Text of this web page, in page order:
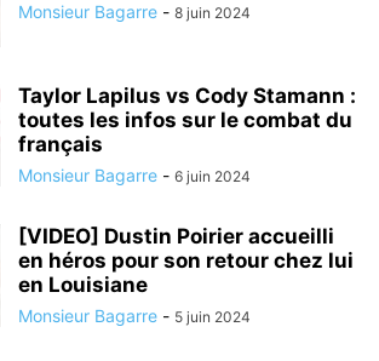
Monsieur Bagarre - 8 juin 2024
Taylor Lapilus vs Cody Stamann :
toutes les infos sur le combat du
français
Monsieur Bagarre - 6 juin 2024
[VIDEO] Dustin Poirier accueilli
en héros pour son retour chez lui
en Louisiane
Monsieur Bagarre - 5 juin 2024